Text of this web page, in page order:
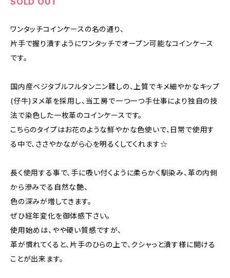
ワンタッチコインケースの名の通り、
片手で握り潰すようにワンタッチでオープン可能なコインケース
です。
国内産ベジタブルフルタンニン鞣しの、上質でキメ細やかなキップ
(仔牛)ヌメ革を採用し、当工房で一つ一つ手仕事により独自の技
法で染色した一枚革のコインケースです。
こちらのタイプはお花のような鮮やかな色使いで、日常で使用す
る中で、ささやかながら心を明るくしてくれます☆
長く使用する事で、手に吸い付くように柔らかく馴染み、革の内側
から滲みでる自然な艶、
色の深みが増してきます。
ぜひ経年変化を御体感下さい。
使用始めは、やや硬い質感ですが、
革が慣れてくると、片手のひらの上で、クシャっと潰す様に開ける
ことが出来ます。